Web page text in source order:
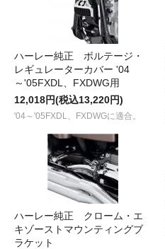
ハーレー純正 ボルテージ・
レギュレーターカバー '04
～'05FXDL、FXDWG用
12,018円(税込13,220円)
'04～'05FXDL、FXDWGに適合。
ハーレー純正 クローム・エ
キゾーストマウンティングブ
ラケット